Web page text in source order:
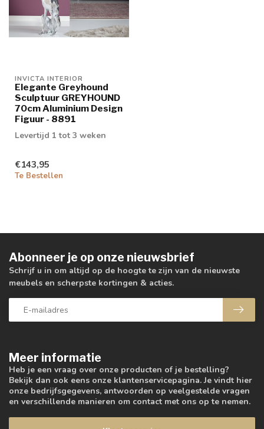
INVICTA INTERIOR
Elegante Greyhound
Sculptuur GREYHOUND
70cm Aluminium Design
Figuur - 8891
Levertijd 1 tot 3 weken
€143,95
Te Bestellen
Meer informatie
Heb je een vraag over onze producten of je bestelling?
Bekijk dan ook eens onze klantenservicepagina. Je vindt hier
onze bedrijfsgegevens, antwoorden op veelgestelde vragen
en verschillende manieren om contact met ons op te nemen.
Abonneer je op onze nieuwsbrief
Schrijf u in om altijd op de hoogte te zijn van de nieuwste
meubels en scherpste kortingen & acties.